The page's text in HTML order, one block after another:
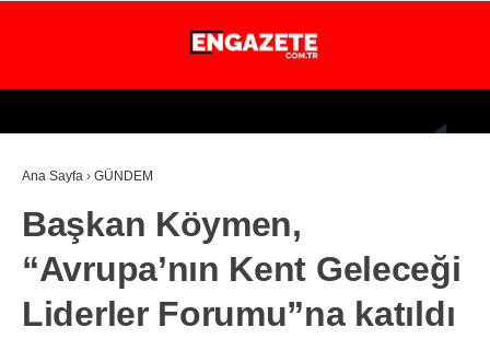
28.7
İSTANBUL
GÜNDEM
EKONOMİ
DÜNYA
MAGAZİN
Ana Sayfa › GÜNDEM
Başkan Köymen,
“Avrupa’nın Kent Geleceği
Liderler Forumu”na katıldı